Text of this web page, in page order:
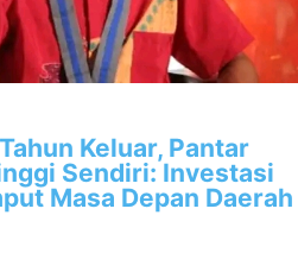
Keluar, Pantar
Sendiri: Investasi
Masa Depan Daerah